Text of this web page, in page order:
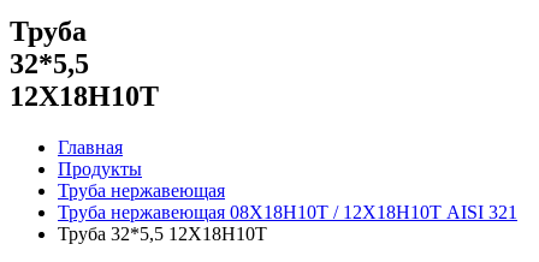
Труба
32*5,5
12Х18Н10Т
Главная
Продукты
Труба нержавеющая
Труба нержавеющая 08Х18Н10Т / 12Х18Н10Т AISI 321
Труба 32*5,5 12Х18Н10Т